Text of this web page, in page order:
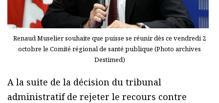
Renaud Muselier souhaite que puisse se réunir dès ce vendredi 2
octobre le Comité régional de santé publique (Photo archives
Destimed)
A la suite de la décision du tribunal
administratif de rejeter le recours contre